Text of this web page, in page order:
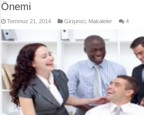
Önemi
Temmuz 21, 2014 Girişimci Makaleler 4